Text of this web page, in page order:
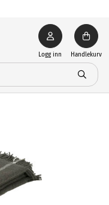
Logg inn Handlekurv